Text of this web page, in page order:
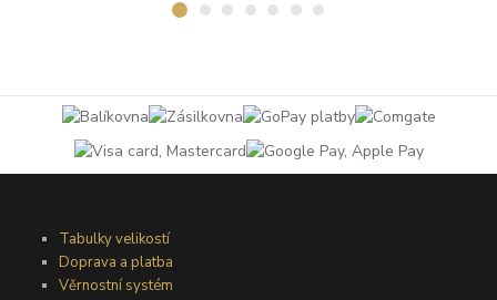
Tabulky velikostí
Doprava a platba
Věrnostní systém